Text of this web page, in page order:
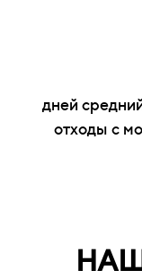
дней
отходы с